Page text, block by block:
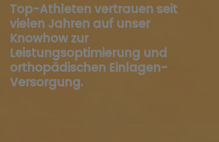
Top-Athleten vertrauen seit
vielen Jahren auf unser
Knowhow zur
Leistungsoptimierung und
orthopädischen Einlagen-
Versorgung.